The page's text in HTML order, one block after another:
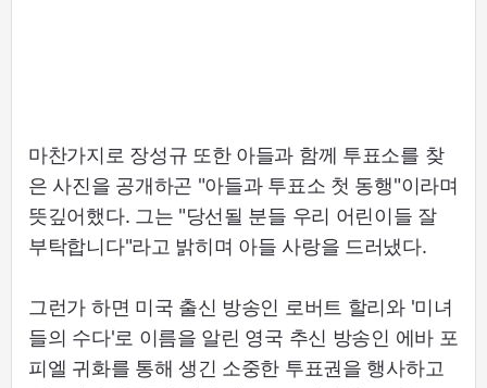
마찬가지로 장성규 또한 아들과 함께 투표소를 찾
은 사진을 공개하곤 "아들과 투표소 첫 동행"이라며
뜻깊어했다. 그는 "당선될 분들 우리 어린이들 잘
부탁합니다"라고 밝히며 아들 사랑을 드러냈다.
그런가 하면 미국 출신 방송인 로버트 할리와 '미녀
들의 수다'로 이름을 알린 영국 추신 방송인 에바 포
피엘 귀화를 통해 생긴 소중한 투표권을 행사하고